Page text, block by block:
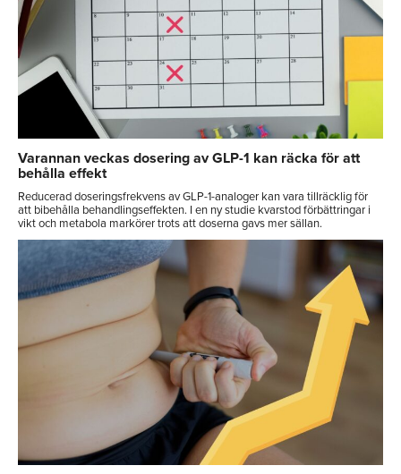
Varannan veckas dosering av GLP-1 kan räcka för att
behålla effekt
Reducerad doseringsfrekvens av GLP-1-analoger kan vara tillräcklig för
att bibehålla behandlingseffekten. I en ny studie kvarstod förbättringar i
vikt och metabola markörer trots att doserna gavs mer sällan.